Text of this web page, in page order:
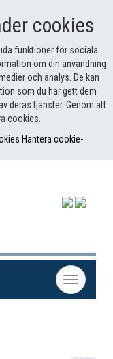
cookies
funktioner för sociala
om din användning
och analys. De kan
som du har gett dem
deras tjänster. Genom att
cookies.
Hantera cookie-
Toggle
navigation